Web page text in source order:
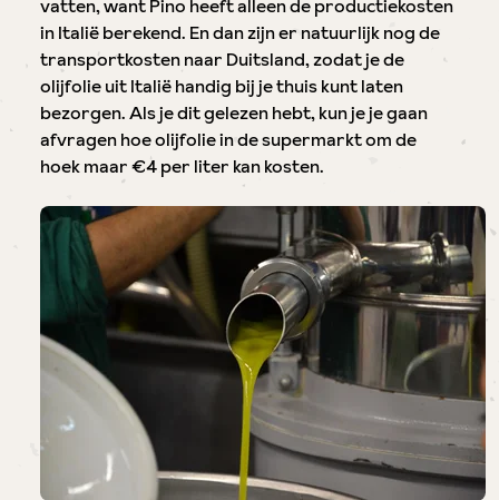
vatten, want Pino heeft alleen de productiekosten
in Italië berekend. En dan zijn er natuurlijk nog de
transportkosten naar Duitsland, zodat je de
olijfolie uit Italië handig bij je thuis kunt laten
bezorgen. Als je dit gelezen hebt, kun je je gaan
afvragen hoe olijfolie in de supermarkt om de
hoek maar €4 per liter kan kosten.